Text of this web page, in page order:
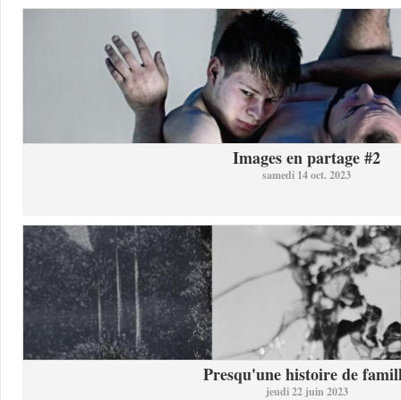
Images en partage #2
samedi 14 oct. 2023
Presqu'une histoire de
jeudi 22 juin 2023